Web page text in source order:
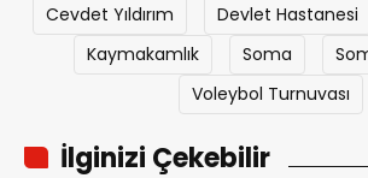
Cevdet Yıldırım Devlet Hastanesi
Kaymakamlık
Soma
Voleybol Turnuvası
İlginizi Çekebilir